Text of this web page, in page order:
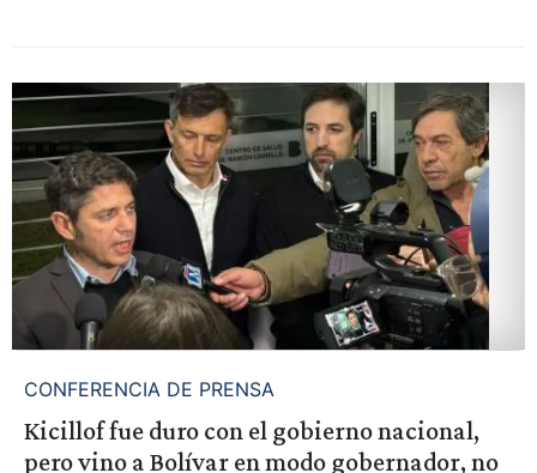
CONFERENCIA DE PRENSA
Kicillof fue duro con el gobierno nacional,
pero vino a Bolívar en modo gobernador, no